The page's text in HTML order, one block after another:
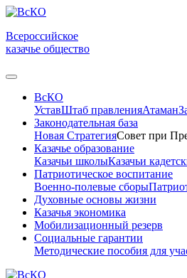
Всероссийское
казачье общество
ВсКО
УставШтаб правленияАтаман
Законодательная база
Новая СтратегияСовет при
Казачье образование
Казачьи школыКазачьи
Патриотическое воспитание
Военно-полевые сборы
Духовные основы жизни
Казачья экономика
Мобилизационный резерв
Социальные гарантии
Методические пособия для